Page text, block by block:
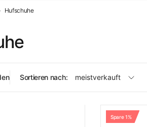
Hufschuhe
Sortieren nach:
Spare 1%